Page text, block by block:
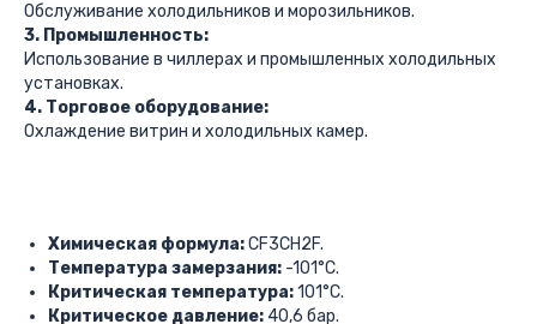
Обслуживание холодильников и морозильников.
3. Промышленность:
Использование в чиллерах и промышленных холодильных
установках.
4. Торговое оборудование:
Охлаждение витрин и холодильных камер.
Химическая формула:CF3CH2F.
Температура замерзания: -101°C.
Критическая температура:101°C.
Критическое давление: 40,6 бар.